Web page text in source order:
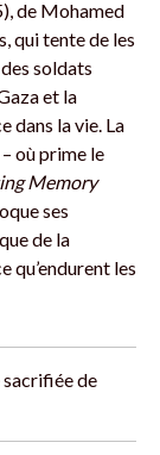
de Mohamed
qui tente de les
soldats
et la
dans la vie. La
où prime le
Memory
ses
de la
qu’endurent les
sacrifiée de